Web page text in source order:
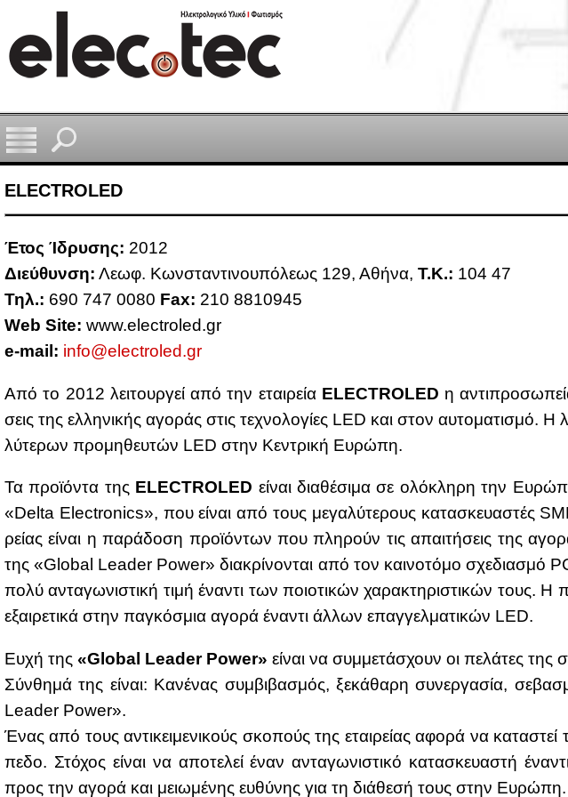
ELECTROLED
Έτος Ίδρυ­σης: 2012
Διεύ­θυν­ση: Λε­ωφ. Κων­στα­ντι­νου­πό­λε­ως 129, Αθή­να, Τ.Κ.: 104 47
Τηλ.: 690 747 0080 Fax: 210 8810945
Web Site: www.​ele​ctro​led.​gr
e-mail: info@​ele​ctro​led.​gr
Από το 2012 λει­τουρ­γεί από την εται­ρεία ELECTROLED η
σεις της ελ­λη­νι­κής αγο­ράς στις τε­χνο­λο­γί­ες LED και στον αυ­το­μα­τι­σμό.
λύ­τε­ρων προ­μη­θευ­τών LED στην Κε­ντρι­κή Ευ­ρώ­πη.
Τα προ­ϊ­ό­ντα της ELECTROLED εί­ναι δια­θέ­σι­μα σε ολό­κλη­ρη την
«Delta Electronics», που εί­ναι από τους με­γα­λύ­τε­ρους κα­τα­σκευα­στές
ρεί­ας εί­ναι η πα­ρά­δο­ση προ­ϊ­ό­ντων που πλη­ρούν τις απαι­τή­σεις της
της «Global Leader Power» δια­κρί­νο­νται από τον και­νο­τό­μο σχε­δια­σμό
πο­λύ αντα­γω­νι­στι­κή τι­μή ένα­ντι των ποιο­τι­κών χα­ρα­κτη­ρι­στι­κών τους.
εξαι­ρε­τι­κά στην πα­γκό­σμια αγο­ρά ένα­ντι άλ­λων επαγ­γελ­μα­τι­κών LED.
Ευ­χή της «Global Leader Power» εί­ναι να συμ­με­τά­σχουν οι πε­λά­τες
Σύν­θη­μά της εί­ναι: Κα­νέ­νας συμ­βι­βα­σμός, ξε­κά­θα­ρη συ­νερ­γα­σία,
Leader Power».
Ένας από τους αντι­κει­με­νι­κούς σκο­πούς της εται­ρεί­ας αφο­ρά να
πε­δο. Στό­χος εί­ναι να απο­τε­λεί έναν αντα­γω­νι­στι­κό κα­τα­σκευα­στή
προς την αγο­ρά και μειω­μέ­νης ευ­θύ­νης για τη διά­θε­σή τους στην Ευ­ρώ­πη.